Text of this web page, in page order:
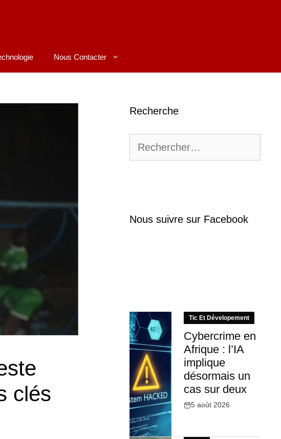
Nous Contacter
clés
Recherche
Nous suivre sur Facebook
Tic Et Dévelopement
Cybercrime en
Afrique : l’IA
implique
désormais un
cas sur deux
5 août 2026